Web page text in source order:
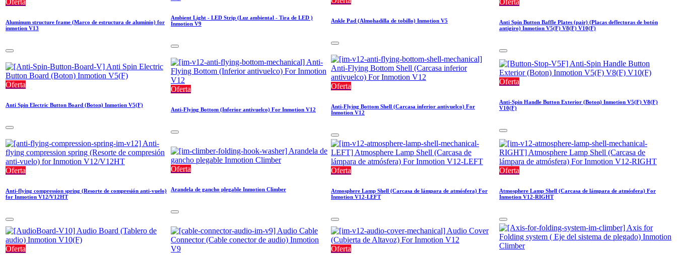
Oferta
Aluminum structure frame (Marco de estructura de aluminio) for
inmotion V13
Ambient Light - LED Strip (Luz ambiental - Tira de LED )
Inmotion V9
Ankle Pad (Almohadilla de tobillo) Inmotion V5
Oferta
Anti Spin Button Baffle Plates (pair) (Placas deflectoras de botón
antigiro) Inmotion V5(F) V8(F) V10(F)
Oferta
Anti Spin Electric Button Board (Boton) Inmotion V5(F)
Oferta
Anti-Flying Bottom (Inferior antivuelco) For Inmotion V12
Oferta
Anti-Flying Bottom Shell (Carcasa inferior antivuelco) For
Inmotion V12
Oferta
Anti-Spin Handle Button Exterior (Boton) Inmotion V5(F) V8(F)
V10(F)
Oferta
Anti-flying compression spring (Resorte de compresión anti-vuelo)
for Inmotion V12/V12HT
Oferta
Arandela de gancho plegable Inmotion Climber
Oferta
Atmosphere Lamp Shell (Carcasa de lámpara de atmósfera) For
Inmotion V12-LEFT
Oferta
Atmosphere Lamp Shell (Carcasa de lámpara de atmósfera) For
Inmotion V12-RIGHT
Oferta Oferta